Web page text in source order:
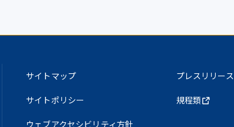
サイトマップ
サイトポリシー
ウェブアクセシビリティ方針
プレスリリース
規程類